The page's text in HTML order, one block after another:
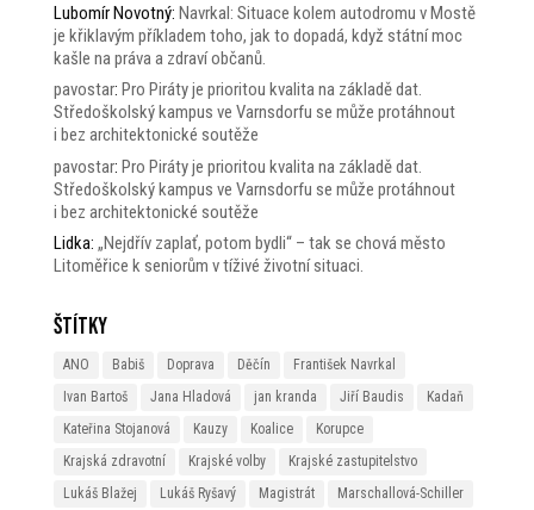
Lubomír Novotný: Navrkal: Situace kolem autodromu v Mostě
je křiklavým příkladem toho, jak to dopadá, když státní moc
kašle na práva a zdraví občanů.
pavostar: Pro Piráty je prioritou kvalita na základě dat.
Středoškolský kampus ve Varnsdorfu se může protáhnout
i bez architektonické soutěže
pavostar: Pro Piráty je prioritou kvalita na základě dat.
Středoškolský kampus ve Varnsdorfu se může protáhnout
i bez architektonické soutěže
Lidka: „Nejdřív zaplať, potom bydli“ – tak se chová město
Litoměřice k seniorům v tíživé životní situaci.
Štítky
ANO Babiš Doprava Děčín
František Navrkal
Ivan Bartoš
Jana Hladová jan kranda Jiří Baudis
Kadaň
Kateřina Stojanová
Kauzy Koalice
Korupce
Krajská zdravotní
Krajské volby
Krajské zastupitelstvo
Lukáš Blažej
Lukáš Ryšavý Magistrát
Marschallová-Schiller